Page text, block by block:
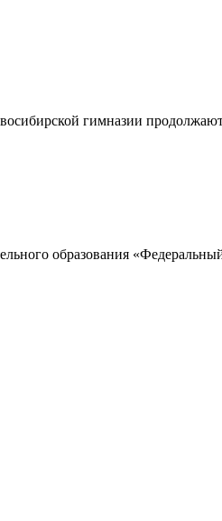
гимназии продолжают
образования